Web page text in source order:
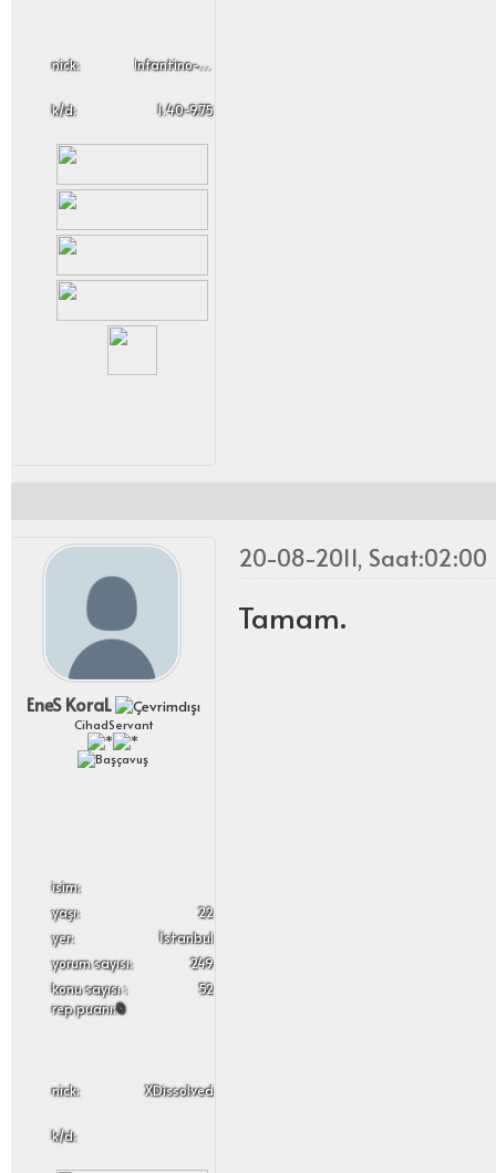
nick: Infantino-Skypulszz
k/d: 1.40-9.75
EneS KoraL
CihadServant
i̇sim:
yaşı:
22
yer:
İstanbul
yorum sayısı:
249
konu sayısı :
52
rep puanı:0
nick: XDissolved
k/d:
20-08-2011, Saat:02:00
Tamam.